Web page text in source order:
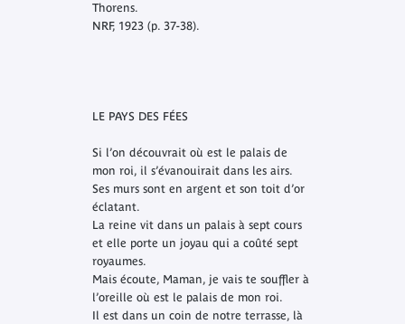
Thorens.
NRF, 1923 (p. 37-38).
LE PAYS DES FÉES
Si l’on découvrait où est le palais de
mon roi, il s’évanouirait dans les airs.
Ses murs sont en argent et son toit d’or
éclatant.
La reine vit dans un palais à sept cours
et elle porte un joyau qui a coûté sept
royaumes.
Mais écoute, Maman, je vais te souffler à
l’oreille où est le palais de mon roi.
Il est dans un coin de notre terrasse, là